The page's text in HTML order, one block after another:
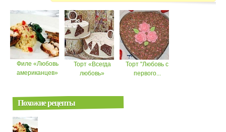
Филе «Любовь
американцев»
Торт «Всегда
любовь»
Торт "Любовь с
первого...
Похожие рецепты